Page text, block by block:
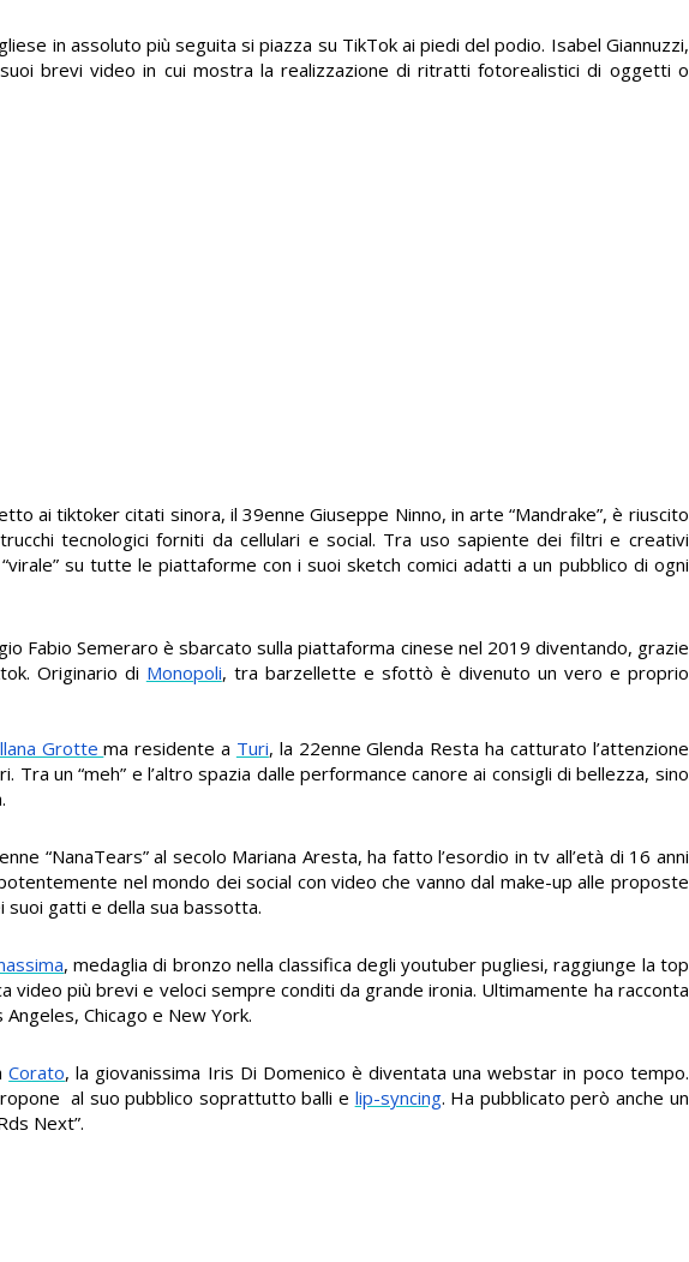
in assoluto più seguita si piazza su TikTok ai piedi del podio. Isabel Giannuzzi,
brevi video in cui mostra la realizzazione di ritratti fotorealistici di oggetti o
ai tiktoker citati sinora, il 39enne Giuseppe Ninno, in arte “Mandrake”, è riuscito
tecnologici forniti da cellulari e social. Tra uso sapiente dei filtri e creativi
su tutte le piattaforme con i suoi sketch comici adatti a un pubblico di ogni
Fabio Semeraro è sbarcato sulla piattaforma cinese nel 2019 diventando, grazie
Originario di Monopoli, tra barzellette e sfottò è divenuto un vero e proprio
Grottema residente a Turi, la 22enne Glenda Resta ha catturato l’attenzione
un “meh” e l’altro spazia dalle performance canore ai consigli di bellezza, sino
“NanaTears” al secolo Mariana Aresta, ha fatto l’esordio in tv all’età di 16 anni
nel mondo dei social con video che vanno dal make-up alle proposte
suoi gatti e della sua bassotta.
, medaglia di bronzo nella classifica degli youtuber pugliesi, raggiunge la top
video più brevi e veloci sempre conditi da grande ironia. Ultimamente ha racconta
Chicago e New York.
Corato, la giovanissima Iris Di Domenico è diventata una webstar in poco tempo.
al suo pubblico soprattutto balli e lip-syncing. Ha pubblicato però anche un
Next”.